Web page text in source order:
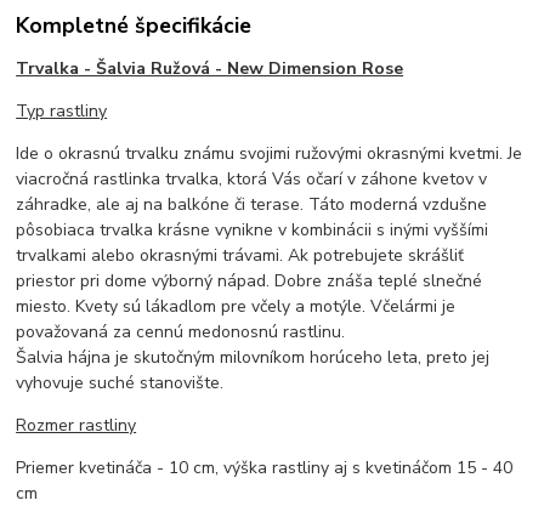
Kompletné špecifikácie
Trvalka - Šalvia Ružová - New Dimension Rose
Typ rastliny
Ide o okrasnú trvalku známu svojimi ružovými okrasnými kvetmi. Je
viacročná rastlinka trvalka, ktorá Vás očarí v záhone kvetov v
záhradke, ale aj na balkóne či terase. Táto moderná vzdušne
pôsobiaca trvalka krásne vynikne v kombinácii s inými vyššími
trvalkami alebo okrasnými trávami. Ak potrebujete skrášliť
priestor pri dome výborný nápad. Dobre znáša teplé slnečné
miesto. Kvety sú lákadlom pre včely a motýle. Včelármi je
považovaná za cennú medonosnú rastlinu.
Šalvia hájna je skutočným milovníkom horúceho leta, preto jej
vyhovuje suché stanovište.
Rozmer rastliny
Priemer kvetináča - 10 cm, výška rastliny aj s kvetináčom 15 - 40
cm